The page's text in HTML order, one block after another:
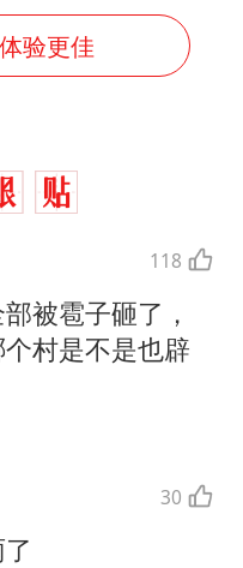
验更佳
118
被雹子砸了，
村是不是也辟
30